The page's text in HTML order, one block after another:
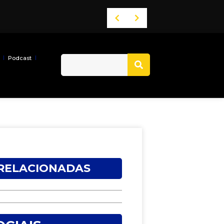
Podcast